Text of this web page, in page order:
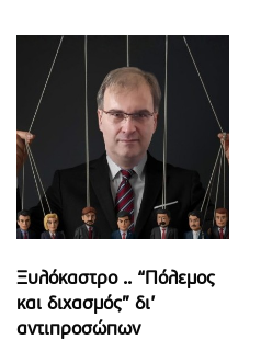
Ξυλόκαστρο .. “Πόλεμος
και διχασμός” δι’
αντιπροσώπων